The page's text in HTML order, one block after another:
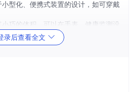
小型化、便携式装置的设计，如可穿戴
小巧的体积，可以在手表、健康监测设
用。
录后查看全文